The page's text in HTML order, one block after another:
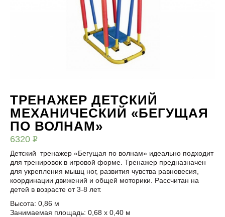
ТРЕНАЖЕР ДЕТСКИЙ
МЕХАНИЧЕСКИЙ «БЕГУЩАЯ
ПО ВОЛНАМ»
6320 Р
УБ.
Детский тренажер «Бегущая по волнам» идеально подходит
для тренировок в игровой форме. Тренажер предназначен
для укрепления мышц ног, развития чувства равновесия,
координации движений и общей моторики. Рассчитан на
детей в возрасте от 3-8 лет.
Высота: 0,86 м
Занимаемая площадь: 0,68 х 0,40 м